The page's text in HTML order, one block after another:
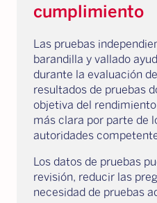
cumplimiento
Las pruebas
barandilla y vallado
durante la evaluación
resultados de pruebas
objetiva del
más clara por parte de
autoridades
Los datos de pruebas
revisión, reducir las
necesidad de pruebas